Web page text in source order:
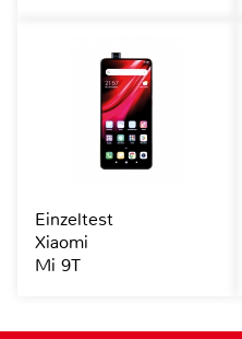
Einzeltest
Xiaomi
Mi 9T